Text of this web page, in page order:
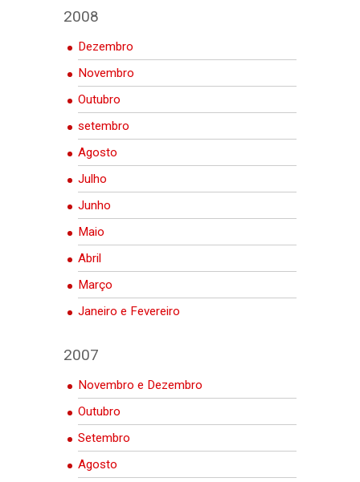
2008
Dezembro
Novembro
Outubro
setembro
Agosto
Julho
Junho
Maio
Abril
Março
Janeiro e Fevereiro
2007
Novembro e Dezembro
Outubro
Setembro
Agosto